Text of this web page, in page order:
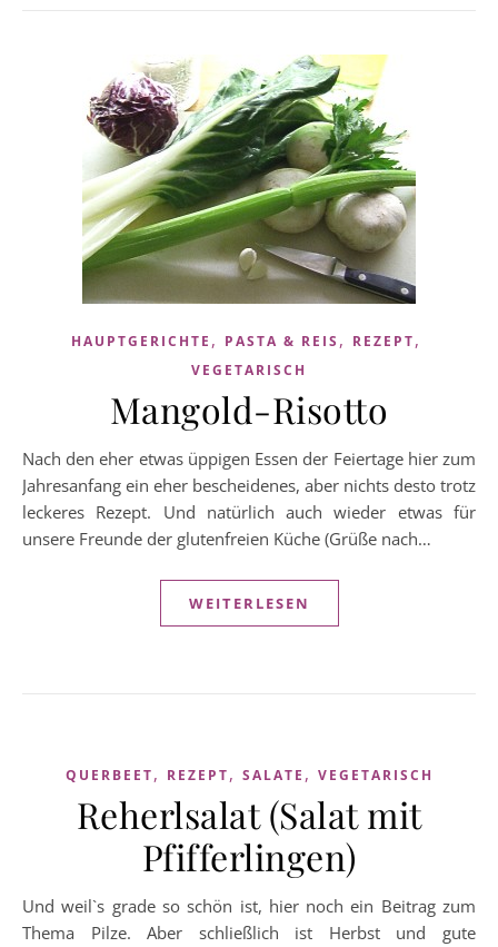
HAUPTGERICHTE , PASTA & REIS , REZEPT,
VEGETARISCH
Mangold-Risotto
Nach den eher etwas üppigen Essen der Feiertage hier zum
Jahresanfang ein eher bescheidenes, aber nichts desto trotz
leckeres Rezept. Und natürlich auch wieder etwas für
unsere Freunde der glutenfreien Küche (Grüße nach…
WEITERLESEN
QUERBEET, REZEPT, SALATE , VEGETARISCH
Reherlsalat (Salat mit
Pfifferlingen)
Und weil`s grade so schön ist, hier noch ein Beitrag zum
Thema Pilze. Aber schließlich ist Herbst und gute